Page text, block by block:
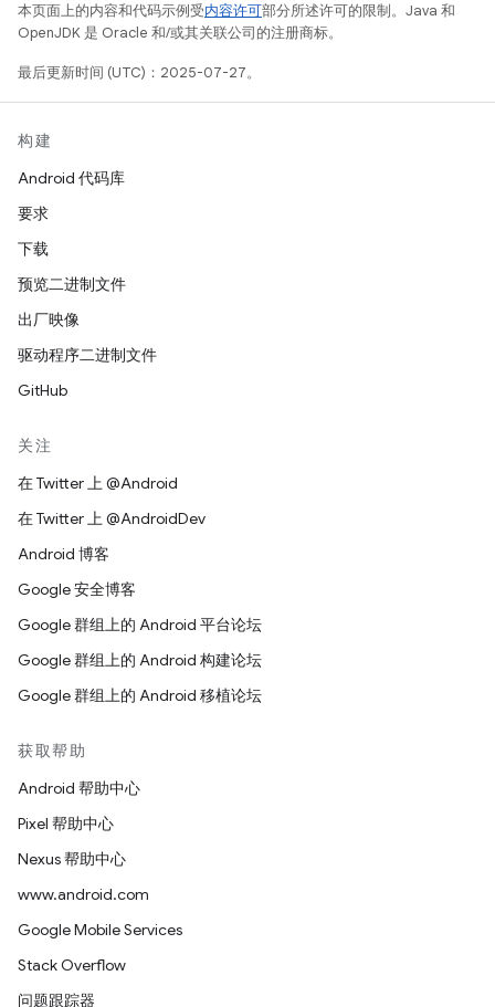
本页面上的内容和代码示例受内容许可部分所述许可的限制。Java 和
OpenJDK 是 Oracle 和/或其关联公司的注册商标。
最后更新时间 (UTC)：2025-07-27。
构建
Android 代码库
要求
下载
预览二进制文件
出厂映像
驱动程序二进制文件
GitHub
关注
在 Twitter 上 @Android
在 Twitter 上 @AndroidDev
Android 博客
Google 安全博客
Google 群组上的 Android 平台论坛
Google 群组上的 Android 构建论坛
Google 群组上的 Android 移植论坛
获取帮助
Android 帮助中心
Pixel 帮助中心
Nexus 帮助中心
www.android.com
Google Mobile Services
Stack Overflow
问题跟踪器